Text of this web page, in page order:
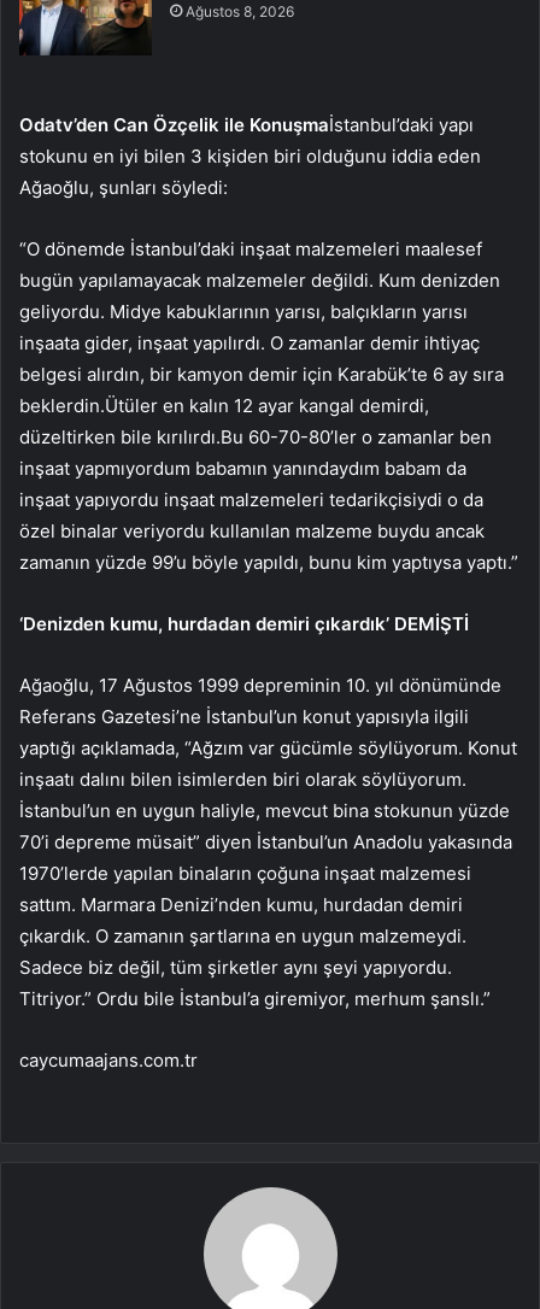
Ağustos 8, 2026
Odatv’den Can Özçelik ile Konuşmaİstanbul’daki yapı
stokunu en iyi bilen 3 kişiden biri olduğunu iddia eden
Ağaoğlu, şunları söyledi:
“O dönemde İstanbul’daki inşaat malzemeleri maalesef
bugün yapılamayacak malzemeler değildi. Kum denizden
geliyordu. Midye kabuklarının yarısı, balçıkların yarısı
inşaata gider, inşaat yapılırdı. O zamanlar demir ihtiyaç
belgesi alırdın, bir kamyon demir için Karabük’te 6 ay sıra
beklerdin.Ütüler en kalın 12 ayar kangal demirdi,
düzeltirken bile kırılırdı.Bu 60-70-80’ler o zamanlar ben
inşaat yapmıyordum babamın yanındaydım babam da
inşaat yapıyordu inşaat malzemeleri tedarikçisiydi o da
özel binalar veriyordu kullanılan malzeme buydu ancak
zamanın yüzde 99’u böyle yapıldı, bunu kim yaptıysa yaptı.”
‘Denizden kumu, hurdadan demiri çıkardık’ DEMİŞTİ
Ağaoğlu, 17 Ağustos 1999 depreminin 10. yıl dönümünde
Referans Gazetesi’ne İstanbul’un konut yapısıyla ilgili
yaptığı açıklamada, “Ağzım var gücümle söylüyorum. Konut
inşaatı dalını bilen isimlerden biri olarak söylüyorum.
İstanbul’un en uygun haliyle, mevcut bina stokunun yüzde
70’i depreme müsait” diyen İstanbul’un Anadolu yakasında
1970’lerde yapılan binaların çoğuna inşaat malzemesi
sattım. Marmara Denizi’nden kumu, hurdadan demiri
çıkardık. O zamanın şartlarına en uygun malzemeydi.
Sadece biz değil, tüm şirketler aynı şeyi yapıyordu.
Titriyor.” Ordu bile İstanbul’a giremiyor, merhum şanslı.”
caycumaajans.com.tr